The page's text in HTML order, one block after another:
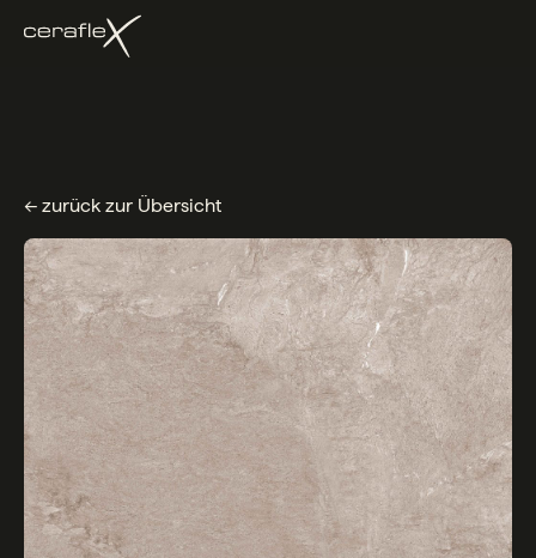
← zurück zur Übersicht